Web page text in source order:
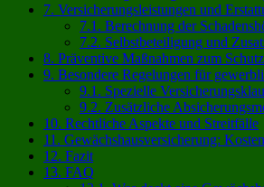
7. Versicherungsleistungen und
7.1. Berechnung der
7.2. Selbstbeteiligung und
8. Präventive Maßnahmen zum
9. Besondere Regelungen für
9.1. Spezielle
9.2. Zusätzliche
10. Rechtliche Aspekte und Streitfälle
11. Gewächshausversicherung:
12. Fazit
13. FAQ